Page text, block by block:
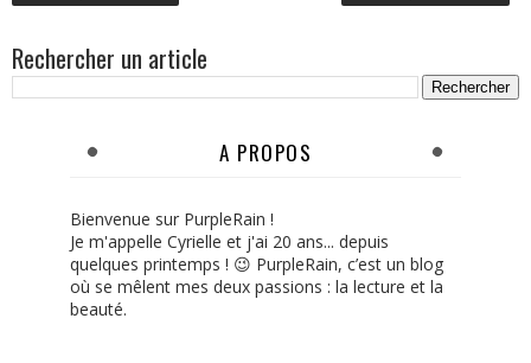
Rechercher un article
A PROPOS
Bienvenue sur PurpleRain !
Je m'appelle Cyrielle et j'ai 20 ans... depuis
quelques printemps ! 😉 PurpleRain, c’est un blog
où se mêlent mes deux passions : la lecture et la
beauté.